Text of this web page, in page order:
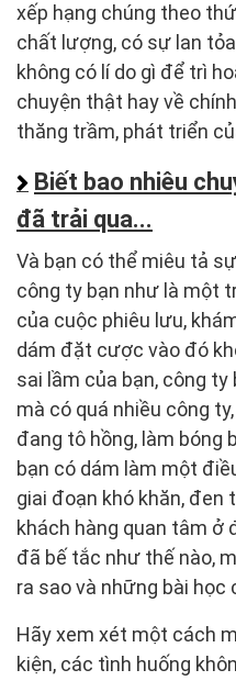
xếp hạng chúng theo
chất lượng, có sự lan
không có lí do gì để trì
chuyện thật hay về
thăng trầm, phát triển
Biết bao nhiêu
đã trải qua...
Và bạn có thể miêu tả
công ty bạn như là một
của cuộc phiêu lưu,
dám đặt cược vào đó
sai lầm của bạn, công ty
mà có quá nhiều công
đang tô hồng, làm bóng
bạn có dám làm một
giai đoạn khó khăn, đen
khách hàng quan tâm ở
đã bế tắc như thế nào,
ra sao và những bài học
Hãy xem xét một cách
kiện, các tình huống